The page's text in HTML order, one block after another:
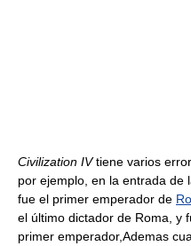
Civilization IVtiene varios
por ejemplo, en la entrada de
fue el primer emperador de
el último dictador de Roma, y
primer emperador,Ademas